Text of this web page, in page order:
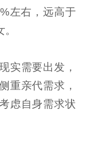
左右，远高于
实需要出发，
重亲代需求，
虑自身需求状